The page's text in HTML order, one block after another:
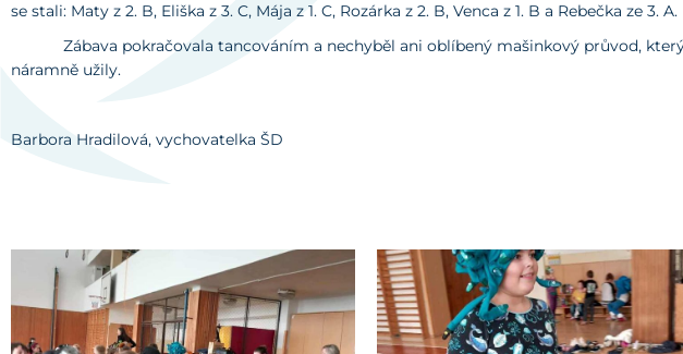
se stali: Maty z 2. B, Eliška z 3. C, Mája z 1. C, Rozárka z 2. B, Venca z 1. B a Rebečka
Zábava pokračovala tancováním a nechyběl ani oblíbený mašinkový průvod, který
náramně užily.
Barbora Hradilová, vychovatelka ŠD